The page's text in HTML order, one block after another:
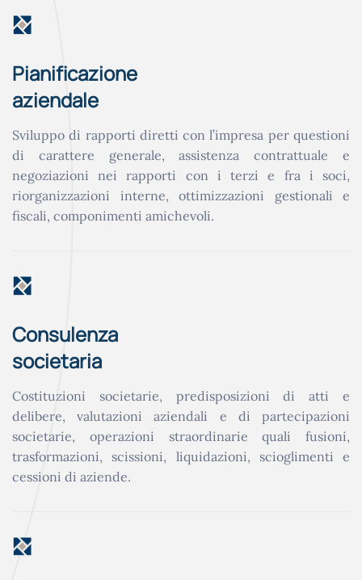
Pianificazione
aziendale
Sviluppo di rapporti diretti con l’impresa per questioni
di carattere generale, assistenza contrattuale e
negoziazioni nei rapporti con i terzi e fra i soci,
riorganizzazioni interne, ottimizzazioni gestionali e
fiscali, componimenti amichevoli.
Consulenza
societaria
Costituzioni societarie, predisposizioni di atti e
delibere, valutazioni aziendali e di partecipazioni
societarie, operazioni straordinarie quali fusioni,
trasformazioni, scissioni, liquidazioni, scioglimenti e
cessioni di aziende.